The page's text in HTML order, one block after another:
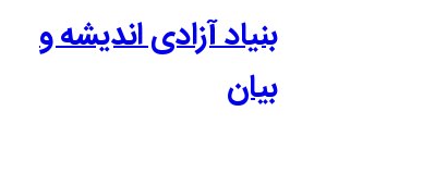
بنیاد آزادی اندیشه و
بیان